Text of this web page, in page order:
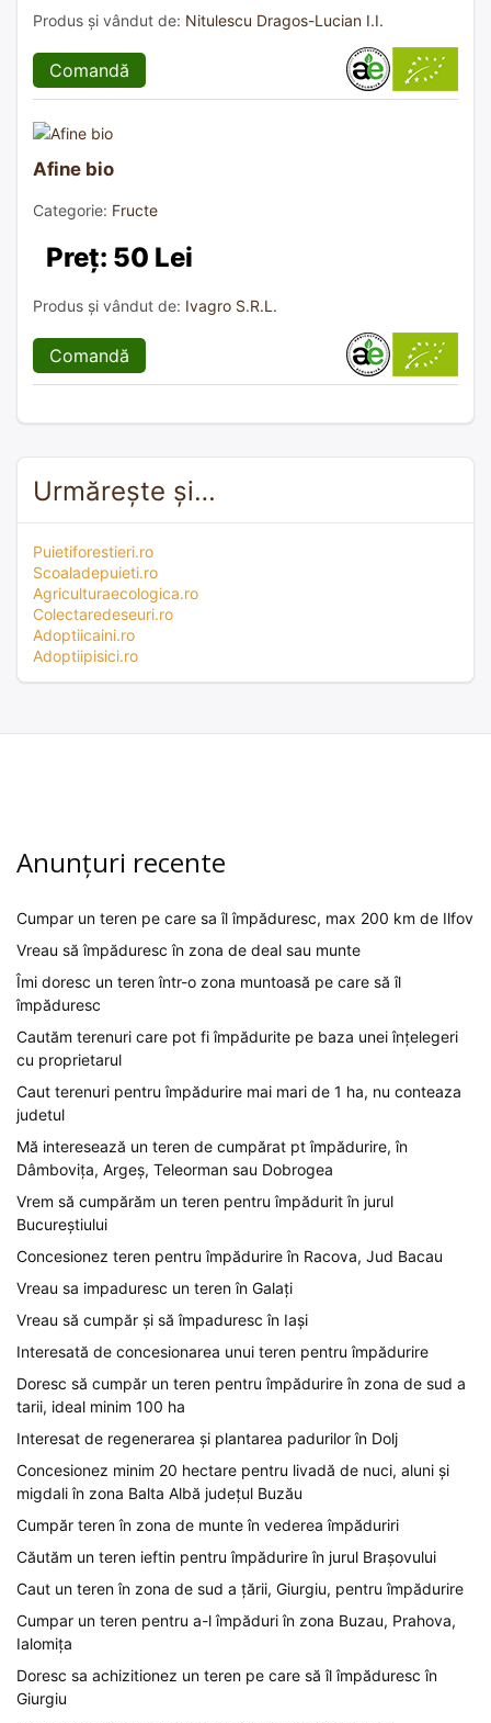
Produs și vândut de: Nitulescu Dragos-Lucian I.I.
Comandă
Afine bio
Categorie: Fructe
Preț: 50 Lei
Produs și vândut de: Ivagro S.R.L.
Comandă
Urmărește și…
Puietiforestieri.ro
Scoaladepuieti.ro
Agriculturaecologica.ro
Colectaredeseuri.ro
Adoptiicaini.ro
Adoptiipisici.ro
Anunțuri recente
Cumpar un teren pe care sa îl împăduresc, max 200 km de Ilfov
Vreau să împăduresc în zona de deal sau munte
Îmi doresc un teren într-o zona muntoasă pe care să îl
împăduresc
Cautăm terenuri care pot fi împădurite pe baza unei înțelegeri
cu proprietarul
Caut terenuri pentru împădurire mai mari de 1 ha, nu conteaza
judetul
Mă interesează un teren de cumpărat pt împădurire, în
Dâmbovița, Argeș, Teleorman sau Dobrogea
Vrem să cumpărăm un teren pentru împădurit în jurul
Bucureștiului
Concesionez teren pentru împădurire în Racova, Jud Bacau
Vreau sa impaduresc un teren în Galați
Vreau să cumpăr și să împaduresc în Iași
Interesată de concesionarea unui teren pentru împădurire
Doresc să cumpăr un teren pentru împădurire în zona de sud a
tarii, ideal minim 100 ha
Interesat de regenerarea și plantarea padurilor în Dolj
Concesionez minim 20 hectare pentru livadă de nuci, aluni și
migdali în zona Balta Albă județul Buzău
Cumpăr teren în zona de munte în vederea împăduriri
Căutăm un teren ieftin pentru împădurire în jurul Brașovului
Caut un teren în zona de sud a țării, Giurgiu, pentru împădurire
Cumpar un teren pentru a-l împăduri în zona Buzau, Prahova,
Ialomița
Doresc sa achizitionez un teren pe care să îl împăduresc în
Giurgiu